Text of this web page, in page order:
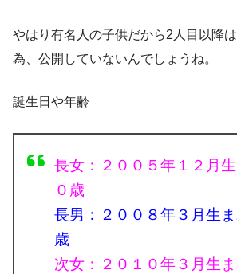
やはり有名人の子供だから2人目以降
為、公開していないんでしょうね。
誕生日や年齢
長女：２００５年１２月
０歳
長男：２００８年３月
歳
次女：２０１０年３月